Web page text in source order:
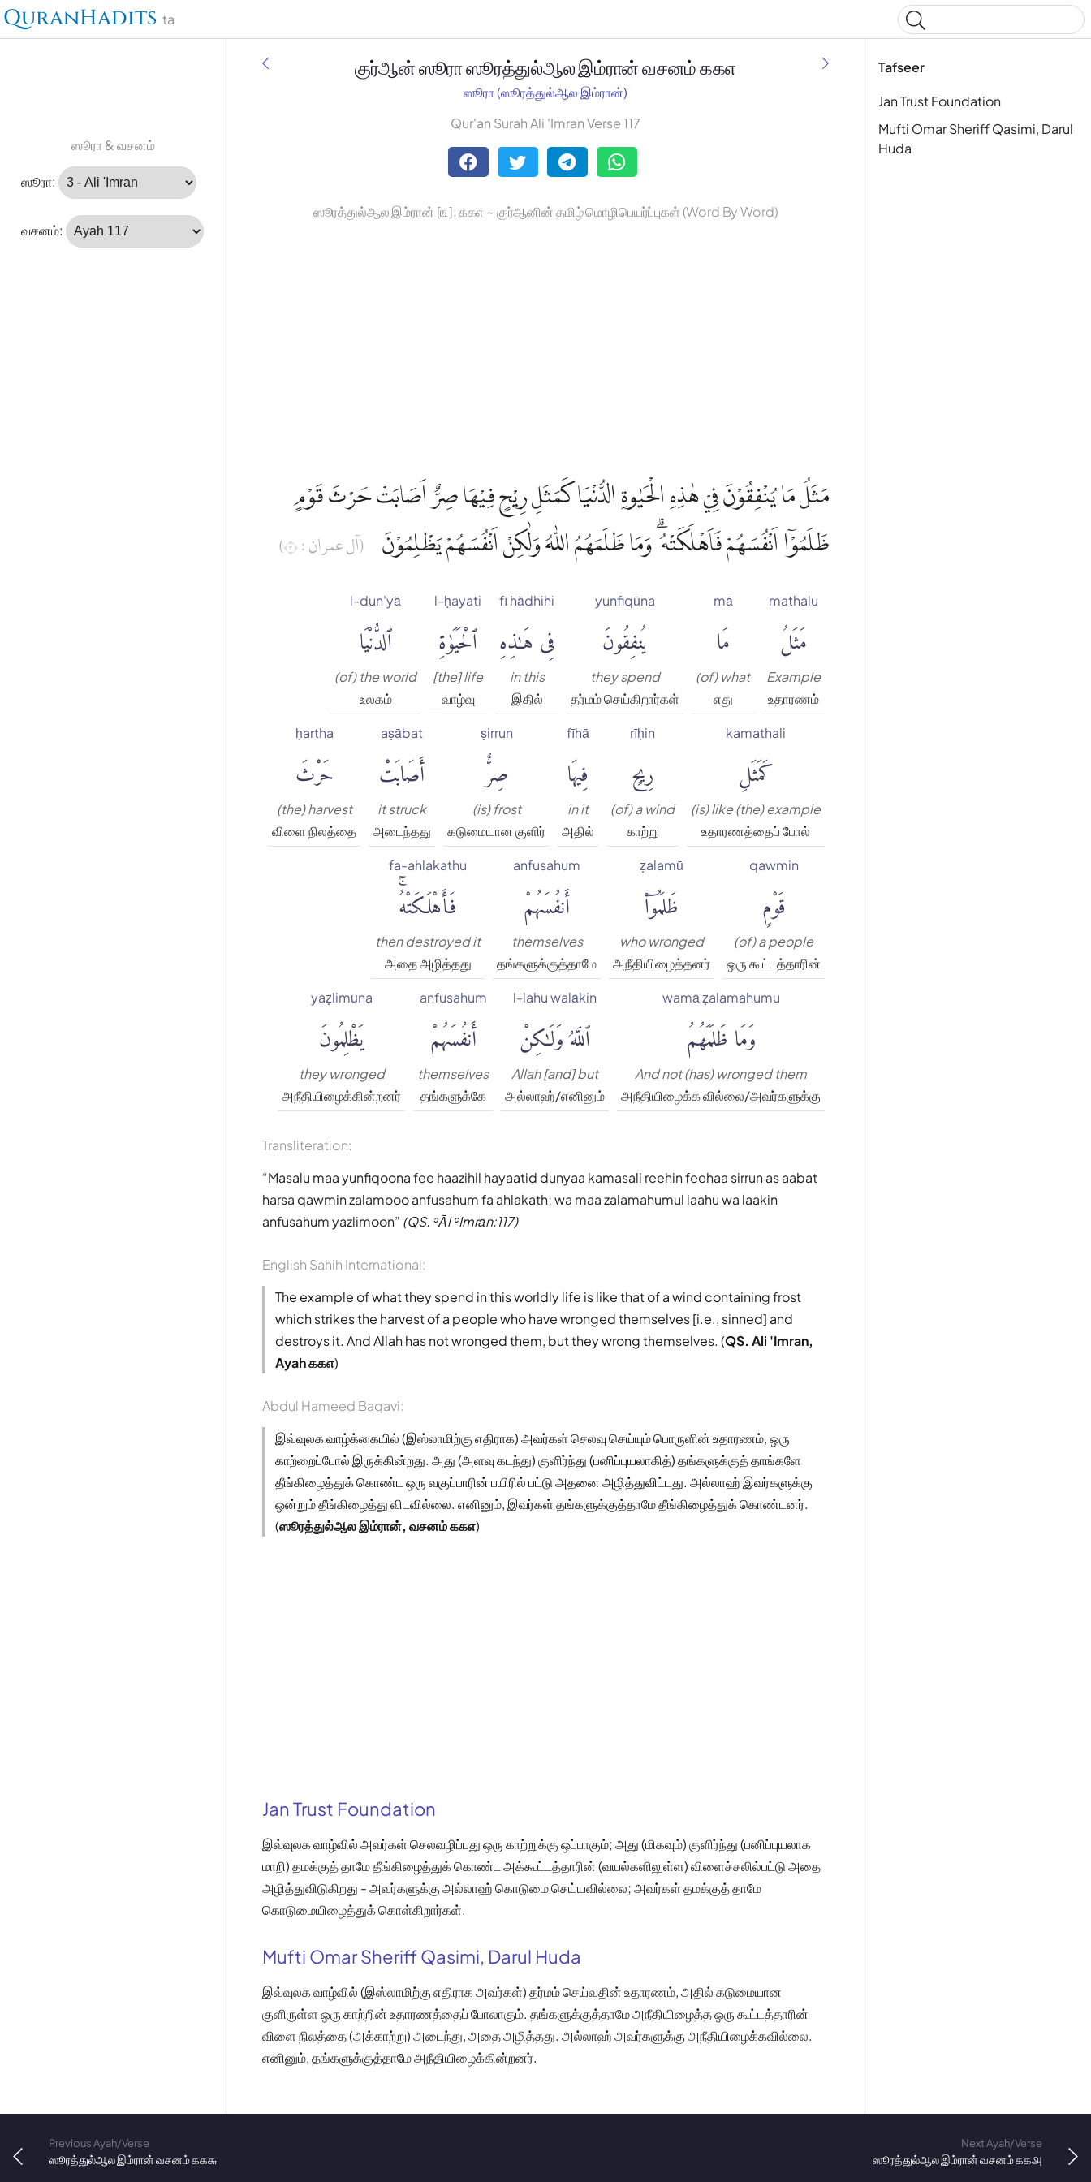
QuranHadits ta
ஸூரா & வசனம்
ஸூரா:
வசனம்:
Tafseer
Jan Trust Foundation
Mufti Omar Sheriff Qasimi, Darul
Huda
குர்ஆன் ஸூரா ஸூரத்துல்ஆல இம்ரான் வசனம் ௧௧௭
ஸூரா (ஸூரத்துல்ஆல இம்ரான்)
Qur'an Surah Ali 'Imran Verse 117
ஸூரத்துல்ஆல இம்ரான் [௩]: ௧௧௭ ~ குர்ஆனின் தமிழ் மொழிபெயர்ப்புகள் (Word By Word)
مَثَلُ مَا يُنْفِقُوْنَ فِيْ هٰذِهِ الْحَيٰوةِ الدُّنْيَا كَمَثَلِ رِيْحٍ فِيْهَا صِرٌّ اَصَابَتْ حَرْثَ قَوْمٍ
ظَلَمُوْٓا اَنْفُسَهُمْ فَاَهْلَكَتْهُ ۗ وَمَا ظَلَمَهُمُ اللّٰهُ وَلٰكِنْ اَنْفُسَهُمْ يَظْلِمُوْنَ
(آل عمران : ٣)
mathalu
مَثَلُ
Example
உதாரணம்
mā
مَا
(of) what
எது
yunfiqūna
يُنفِقُونَ
they spend
தர்மம் செய்கிறார்கள்
fī hādhihi
فِى هَٰذِهِ
in this
இதில்
l-ḥayati
ٱلْحَيَوٰةِ
[the] life
வாழ்வு
l-dun'yā
ٱلدُّنْيَا
(of) the world
உலகம்
kamathali
كَمَثَلِ
(is) like (the) example
உதாரணத்தைப் போல்
rīḥin
رِيحٍ
(of) a wind
காற்று
fīhā
فِيهَا
in it
அதில்
ṣirrun
صِرٌّ
(is) frost
கடுமையான குளிர்
aṣābat
أَصَابَتْ
it struck
அடைந்தது
ḥartha
حَرْثَ
(the) harvest
விளை நிலத்தை
qawmin
قَوْمٍ
(of) a people
ஒரு கூட்டத்தாரின்
ẓalamū
ظَلَمُوٓا۟
who wronged
அநீதியிழைத்தனர்
anfusahum
أَنفُسَهُمْ
themselves
தங்களுக்குத்தாமே
fa-ahlakathu
فَأَهْلَكَتْهُۚ
then destroyed it
அதை அழித்தது
wamā ẓalamahumu
وَمَا ظَلَمَهُمُ
And not (has) wronged them
அநீதியிழைக்க வில்லை/அவர்களுக்கு
l-lahu walākin
ٱللَّهُ وَلَٰكِنْ
Allah [and] but
அல்லாஹ்/எனினும்
anfusahum
أَنفُسَهُمْ
themselves
தங்களுக்கே
yaẓlimūna
يَظْلِمُونَ
they wronged
அநீதியிழைக்கின்றனர்
Transliteration:
Masalu maa yunfiqoona fee haazihil hayaatid dunyaa kamasali reehin feehaa sirrun as aabat
harsa qawmin zalamooo anfusahum fa ahlakath; wa maa zalamahumul laahu wa laakin
anfusahum yazlimoon (QS. ʾĀl ʿImrān:117)
English Sahih International:
The example of what they spend in this worldly life is like that of a wind containing frost
which strikes the harvest of a people who have wronged themselves [i.e., sinned] and
destroys it. And Allah has not wronged them, but they wrong themselves. (QS. Ali 'Imran,
Ayah ௧௧௭)
Abdul Hameed Baqavi:
இவ்வுலக வாழ்க்கையில் (இஸ்லாமிற்கு எதிராக) அவர்கள் செலவு செய்யும் பொருளின் உதாரணம், ஒரு
காற்றைப்போல் இருக்கின்றது. அது (அளவு கடந்து) குளிர்ந்து (பனிப்புயலாகித்) தங்களுக்குத் தாங்களே
தீங்கிழைத்துக் கொண்ட ஒரு வகுப்பாரின் பயிரில் பட்டு அதனை அழித்துவிட்டது. அல்லாஹ் இவர்களுக்கு
ஒன்றும் தீங்கிழைத்து விடவில்லை. எனினும், இவர்கள் தங்களுக்குத்தாமே தீங்கிழைத்துக் கொண்டனர்.
(ஸூரத்துல்ஆல இம்ரான், வசனம் ௧௧௭)
Jan Trust Foundation
இவ்வுலக வாழ்வில் அவர்கள் செலவழிப்பது ஒரு காற்றுக்கு ஒப்பாகும்; அது (மிகவும்) குளிர்ந்து (பனிப்புயலாக
மாறி) தமக்குத் தாமே தீங்கிழைத்துக் கொண்ட அக்கூட்டத்தாரின் (வயல்களிலுள்ள) விளைச்சலில்பட்டு அதை
அழித்துவிடுகிறது - அவர்களுக்கு அல்லாஹ் கொடுமை செய்யவில்லை; அவர்கள் தமக்குத் தாமே
கொடுமையிழைத்துக் கொள்கிறார்கள்.
Mufti Omar Sheriff Qasimi, Darul Huda
இவ்வுலக வாழ்வில் (இஸ்லாமிற்கு எதிராக அவர்கள்) தர்மம் செய்வதின் உதாரணம், அதில் கடுமையான
குளிருள்ள ஒரு காற்றின் உதாரணத்தைப் போலாகும். தங்களுக்குத்தாமே அநீதியிழைத்த ஒரு கூட்டத்தாரின்
விளை நிலத்தை (அக்காற்று) அடைந்து, அதை அழித்தது. அல்லாஹ் அவர்களுக்கு அநீதியிழைக்கவில்லை.
எனினும், தங்களுக்குத்தாமே அநீதியிழைக்கின்றனர்.
Previous Ayah/Verse
ஸூரத்துல்ஆல இம்ரான் வசனம் ௧௧௬
Next Ayah/Verse
ஸூரத்துல்ஆல இம்ரான் வசனம் ௧௧௮